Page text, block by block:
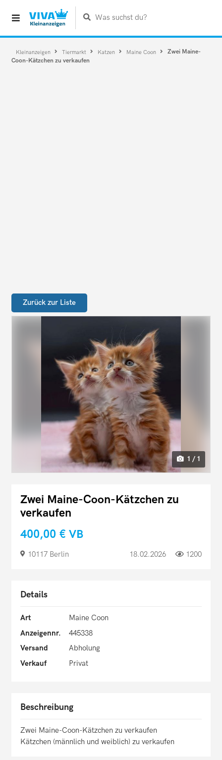
Was suchst du?
Kleinanzeigen Tiermarkt Katzen Maine Coon
Zwei Maine-
Coon-Kätzchen zu verkaufen
Zurück zur Liste
1 / 1
Zwei Maine-Coon-Kätzchen zu
verkaufen
400,00 € VB
10117 Berlin 18.02.2026 1200
Details
Art
Maine Coon
Anzeigennr.
445338
Versand
Abholung
Verkauf
Privat
Beschreibung
Zwei Maine-Coon-Kätzchen zu verkaufen
Kätzchen (männlich und weiblich) zu verkaufen